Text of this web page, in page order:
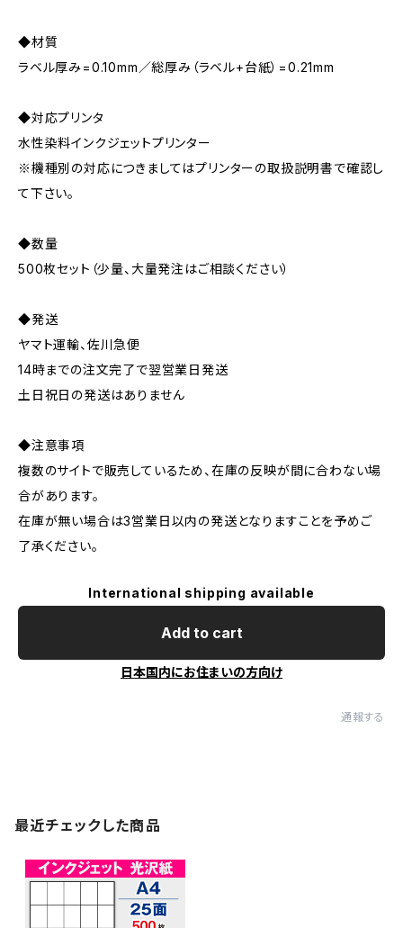
◆材質
ラベル厚み=0.10mm／総厚み（ラベル+台紙）=0.21mm
◆対応プリンタ
水性染料インクジェットプリンター
※機種別の対応につきましてはプリンターの取扱説明書で確認し
て下さい。
◆数量
500枚セット（少量、大量発注はご相談ください）
◆発送
ヤマト運輸、佐川急便
14時までの注文完了で翌営業日発送
土日祝日の発送はありません
◆注意事項
複数のサイトで販売しているため、在庫の反映が間に合わない場
合があります。
在庫が無い場合は3営業日以内の発送となりますことを予めご
了承ください。
International shipping available
Add to cart
日本国内にお住まいの方向け
通報する
最近チェックした商品